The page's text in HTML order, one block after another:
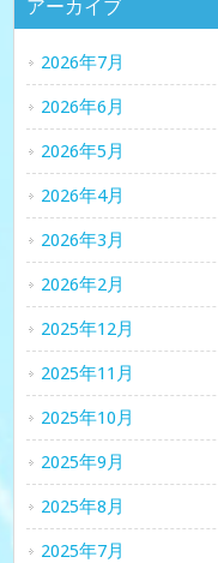
アーカイブ
2026年7月
2026年6月
2026年5月
2026年4月
2026年3月
2026年2月
2025年12月
2025年11月
2025年10月
2025年9月
2025年8月
2025年7月